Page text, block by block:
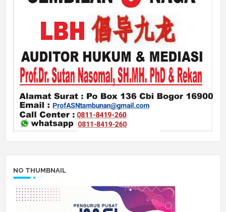
NO THUMBNAIL